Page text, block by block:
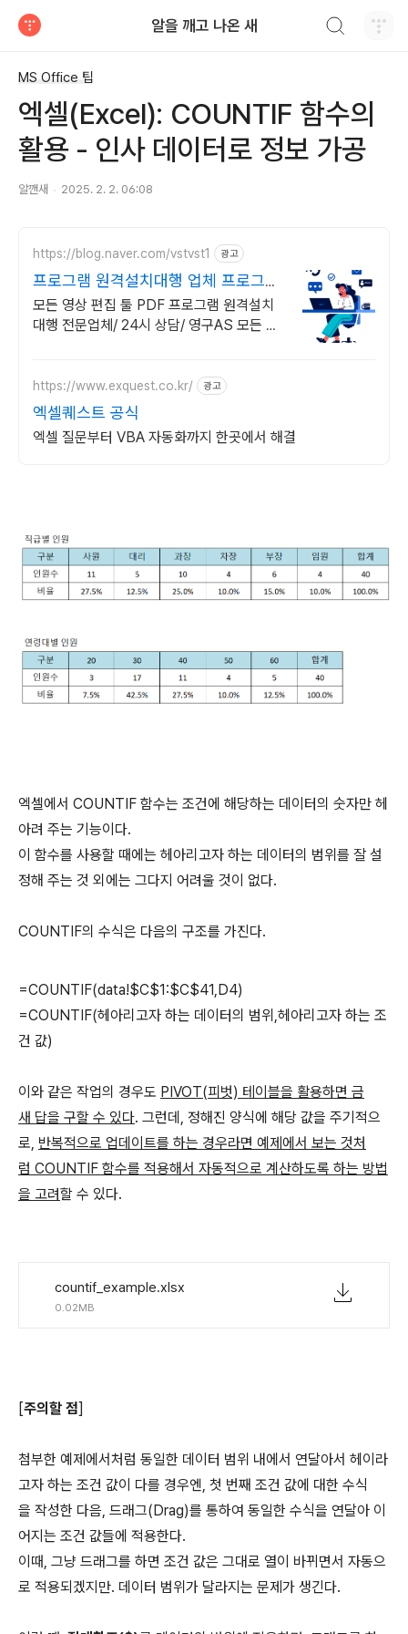
알을 깨고 나온 새
MS Office 팁
엑셀(Excel): COUNTIF 함수의
활용 - 인사 데이터로 정보 가공
알깬새 2025. 2. 2. 06:08
https://blog.naver.com/vstvst1 광고
프로그램 원격설치대행 업체 프로그램
원격설치대행 전문
모든 영상 편집 툴 PDF 프로그램 원격설치
대행 전문업체/ 24시 상담/ 영구AS 모든 영
https://www.exquest.co.kr/ 광고
엑셀퀘스트 공식
엑셀 질문부터 VBA 자동화까지 한곳에서 해결
엑셀에서 COUNTIF 함수는 조건에 해당하는 데이터의 숫자만 헤
아려 주는 기능이다.
이 함수를 사용할 때에는 헤아리고자 하는 데이터의 범위를 잘 설
정해 주는 것 외에는 그다지 어려울 것이 없다.
COUNTIF의 수식은 다음의 구조를 가진다.
=COUNTIF(data!$C$1:$C$41,D4)
=COUNTIF(헤아리고자 하는 데이터의 범위,헤아리고자 하는 조
건 값)
이와 같은 작업의 경우도 PIVOT(피벗) 테이블을 활용하면 금
새 답을 구할 수 있다. 그런데, 정해진 양식에 해당 값을 주기적으
로, 반복적으로 업데이트를 하는 경우라면 예제에서 보는 것처
럼 COUNTIF 함수를 적용해서 자동적으로 계산하도록 하는 방법
을 고려할 수 있다.
countif_example.xlsx
0.02MB
[주의할 점]
첨부한 예제에서처럼 동일한 데이터 범위 내에서 연달아서 헤이라
고자 하는 조건 값이 다를 경우엔, 첫 번째 조건 값에 대한 수식
을 작성한 다음, 드래그(Drag)를 통하여 동일한 수식을 연달아 이
어지는 조건 값들에 적용한다.
이때, 그냥 드래그를 하면 조건 값은 그대로 열이 바뀌면서 자동으
로 적용되겠지만. 데이터 범위가 달라지는 문제가 생긴다.